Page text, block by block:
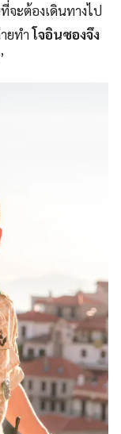
จะต้องเดินทางไป
ยทำโจอินซองจึง